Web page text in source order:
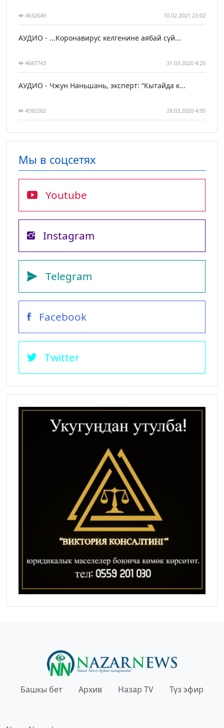
4632649 10.02.2021 23:02
АУДИО - ...Коронавирус келгенине аябай сүй...
4687743 31.03.2020 4:20
АУДИО - Чжун Наньшань, эксперт: “Кытайда к...
4592262 28.03.2020 4:05
Мы в соцсетях
Youtube
Instagram
Telegram
Facebook
Twitter
Башкы бет Архив Назар TV Түз эфир